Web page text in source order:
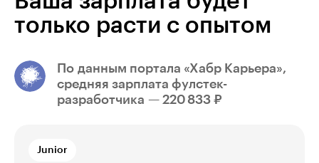
только расти с опытом
По данным портала «Хабр Карьера»,
cредняя зарплата фулстек-
разработчика — 220 833 ₽
Junior